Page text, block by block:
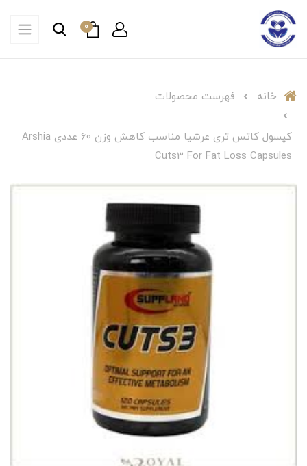
0
خانه فهرست محصولات
کپسول کاتس تری عرشیا مناسب کاهش وزن 60 عددی Arshia
Cuts3 For Fat Loss Capsules